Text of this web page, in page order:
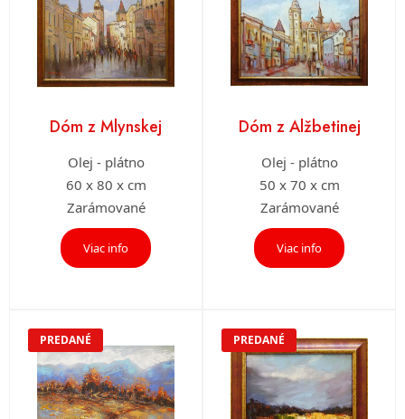
Dóm z Mlynskej
Olej - plátno
60 x 80 x cm
Zarámované
Viac info
Dóm z Alžbetinej
Olej - plátno
50 x 70 x cm
Zarámované
Viac info
PREDANÉ PREDANÉ